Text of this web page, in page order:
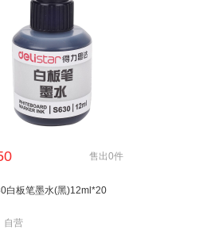
售出0件
白板笔墨水(黑)12ml*20
自营